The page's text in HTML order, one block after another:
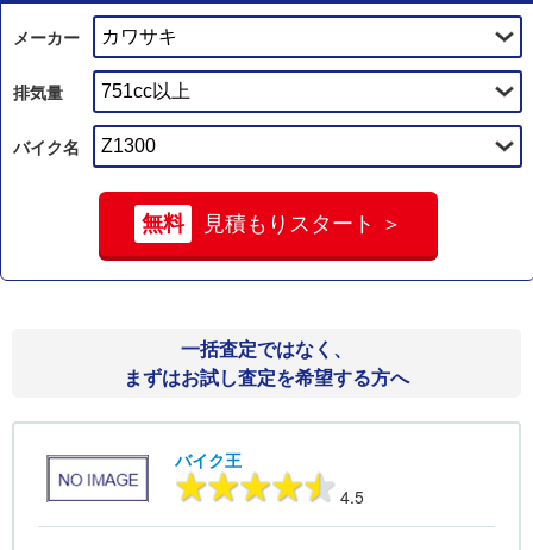
メーカー
排気量
バイク名
無料 見積もりスタート ＞
一括査定ではなく、
まずはお試し査定を希望する方へ
バイク王
4.5